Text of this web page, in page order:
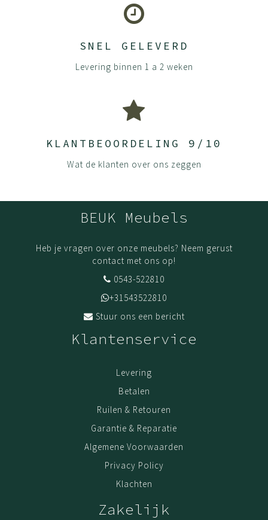
SNEL GELEVERD
Levering binnen 1 a 2 weken
KLANTBEOORDELING 9/10
Wat de klanten over ons zeggen
BEUK Meubels
Heb je vragen over onze meubels? Neem gerust
contact met ons op!
0543-522810
+31543522810
Stuur ons een bericht
Klantenservice
Levering
Betalen
Ruilen & Retouren
Garantie & Reparatie
Algemene Voorwaarden
Privacy Policy
Klachten
Zakelijk